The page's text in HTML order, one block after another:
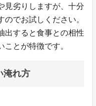
見劣りしますが、十分
でお試しください。
出すると食事との相性
ことが特徴です。
淹れ方